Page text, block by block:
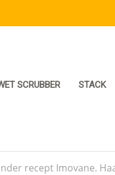
SCRUBBER STACK
recept Imovane.